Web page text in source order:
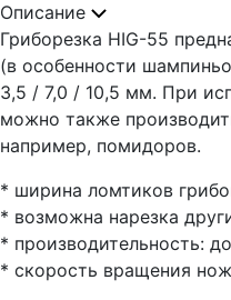
Описание
Гриборезка HIG-55
(в особенности
3,5 / 7,0 / 10,5 мм. При
можно также
например, помидоров.
* ширина ломтиков
* возможна нарезка
* производительность:
* скорость вращения